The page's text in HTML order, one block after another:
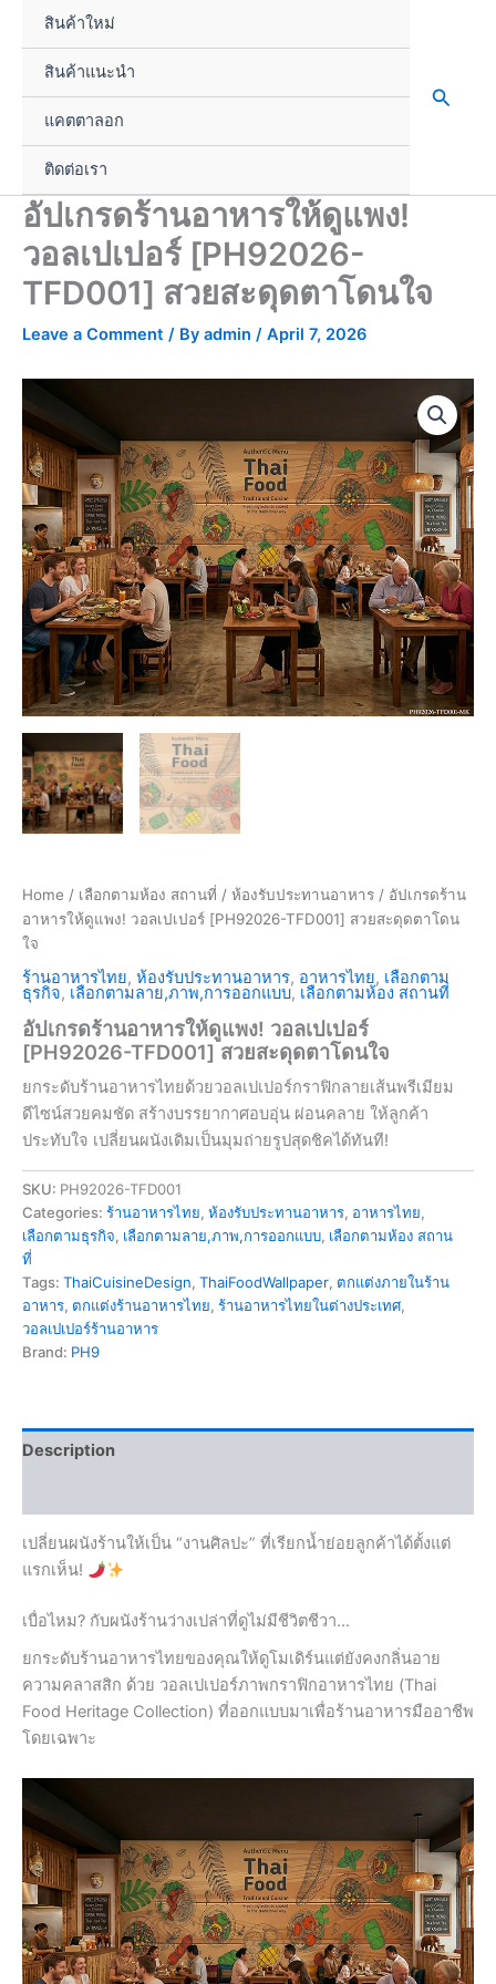
content
สินค้าใหม่
สินค้าแนะนำ
แคตตาลอก
ติดต่อเรา
Search
อัปเกรดร้านอาหารให้ดูแพง!
วอลเปเปอร์ [PH92026-
TFD001] สวยสะดุดตาโดนใจ
Leave a Comment / By admin / April 7, 2026
Home / เลือกตามห้อง สถานที่ / ห้องรับประทานอาหาร / อัปเกรดร้าน
อาหารให้ดูแพง! วอลเปเปอร์ [PH92026-TFD001] สวยสะดุดตาโดน
ใจ
ร้านอาหารไทย, ห้องรับประทานอาหาร, อาหารไทย, เลือกตาม
ธุรกิจ, เลือกตามลาย,ภาพ,การออกแบบ, เลือกตามห้อง สถานที่
อัปเกรดร้านอาหารให้ดูแพง! วอลเปเปอร์
[PH92026-TFD001] สวยสะดุดตาโดนใจ
ยกระดับร้านอาหารไทยด้วยวอลเปเปอร์กราฟิกลายเส้นพรีเมียม
ดีไซน์สวยคมชัด สร้างบรรยากาศอบอุ่น ผ่อนคลาย ให้ลูกค้า
ประทับใจ เปลี่ยนผนังเดิมเป็นมุมถ่ายรูปสุดชิคได้ทันที!
SKU: PH92026-TFD001
Categories: ร้านอาหารไทย, ห้องรับประทานอาหาร, อาหารไทย,
เลือกตามธุรกิจ, เลือกตามลาย,ภาพ,การออกแบบ, เลือกตามห้อง สถาน
ที่
Tags: ThaiCuisineDesign, ThaiFoodWallpaper, ตกแต่งภายในร้าน
อาหาร, ตกแต่งร้านอาหารไทย, ร้านอาหารไทยในต่างประเทศ,
วอลเปเปอร์ร้านอาหาร
Brand: PH9
Description
เปลี่ยนผนังร้านให้เป็น “งานศิลปะ” ที่เรียกน้ำย่อยลูกค้าได้ตั้งแต่
แรกเห็น!
เบื่อไหม? กับผนังร้านว่างเปล่าที่ดูไม่มีชีวิตชีวา…
ยกระดับร้านอาหารไทยของคุณให้ดูโมเดิร์นแต่ยังคงกลิ่นอาย
ความคลาสสิก ด้วย วอลเปเปอร์ภาพกราฟิกอาหารไทย (Thai
Food Heritage Collection) ที่ออกแบบมาเพื่อร้านอาหารมืออาชีพ
โดยเฉพาะ